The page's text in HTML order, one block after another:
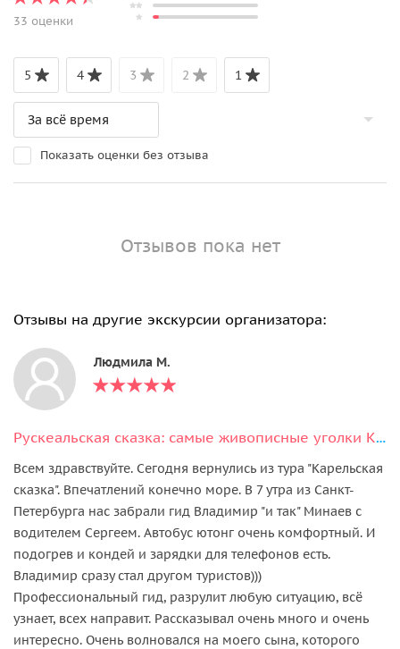
33 оценки
5 4 3 2 1
Показать оценки без отзыва
Отзывов пока нет
Отзывы на другие экскурсии организатора:
Людмила М.
Рускеальская сказка: самые живописные уголки Карелии за 3 дня
Всем здравствуйте. Сегодня вернулись из тура "Карельская
сказка". Впечатлений конечно море. В 7 утра из Санкт-
Петербурга нас забрали гид Владимир "и так" Минаев с
водителем Сергеем. Автобус ютонг очень комфортный. И
подогрев и кондей и зарядки для телефонов есть.
Владимир сразу стал другом туристов)))
Профессиональный гид, разрулит любую ситуацию, всё
узнает, всех направит. Рассказывал очень много и очень
интересно. Очень волновался на моего сына, которого